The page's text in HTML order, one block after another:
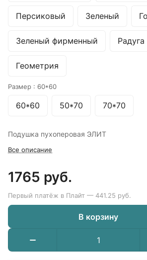
Персиковый Зеленый
Зеленый фирменный Радуга
Геометрия
Размер : 60*60
60*60 50*70 70*70
Подушка пухоперовая ЭЛИТ
Все описание
1765 руб.
Первый платёж в Плайт — 441.25 руб.
В корзину